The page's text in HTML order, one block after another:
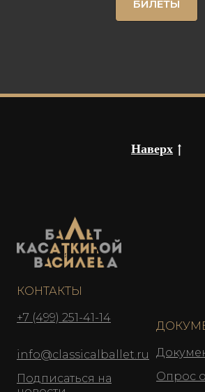
БИЛЕТЫ
Наверх
КОНТАКТЫ
+7 (499) 251-41-14
info@classicalballet.ru
Подписаться на
Опрос о